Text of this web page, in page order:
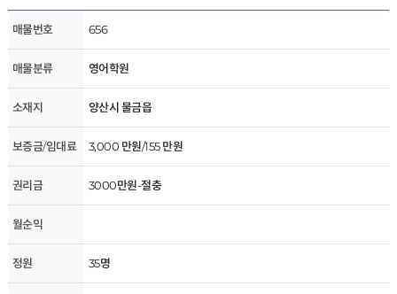
매물번호 656
매물분류 영어학원
소재지 양산시 물금읍
보증금/임대료 3,000 만원/155 만원
권리금 3000만원-절충
월순익
정원 35명